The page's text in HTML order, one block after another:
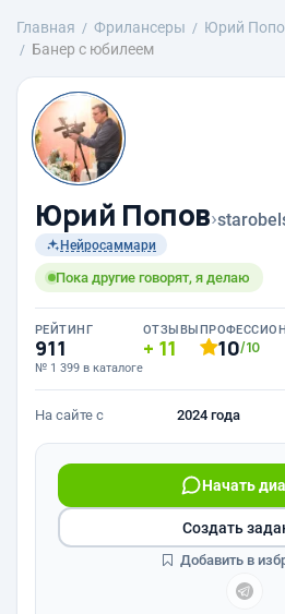
Главная Фрилансеры Юрий
Банер с юбилеем
Юрий Попов›
Нейросаммари
Пока другие говорят, я делаю
РЕЙТИНГ
911
№ 1 399 в каталоге
ОТЗЫВЫ
11 10/10
На сайте с 2024 года
Начать
Создать
Добавить в